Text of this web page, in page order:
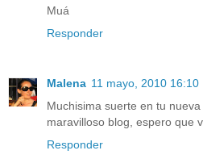
Muá
Responder
Malena 11 mayo, 2010 16:10
Muchisima suerte en tu
maravilloso blog, espero que
Responder